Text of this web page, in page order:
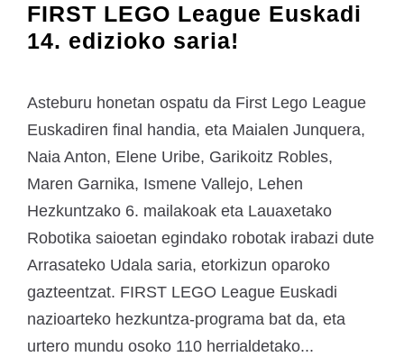
FIRST LEGO League Euskadi
14. edizioko saria!
Asteburu honetan ospatu da First Lego League
Euskadiren final handia, eta Maialen Junquera,
Naia Anton, Elene Uribe, Garikoitz Robles,
Maren Garnika, Ismene Vallejo, Lehen
Hezkuntzako 6. mailakoak eta Lauaxetako
Robotika saioetan egindako robotak irabazi dute
Arrasateko Udala saria, etorkizun oparoko
gazteentzat. FIRST LEGO League Euskadi
nazioarteko hezkuntza-programa bat da, eta
urtero mundu osoko 110 herrialdetako...